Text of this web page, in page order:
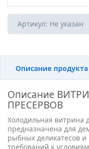
Артикул: Не указан
Описание продукта
Описание
ПРЕСЕРВОВ
Холодильная витрина
предназначена для
рыбных деликатесов и
требований к